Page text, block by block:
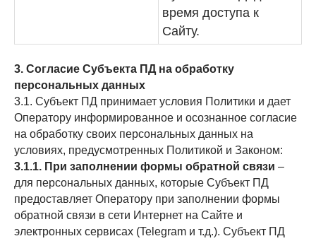
время доступа к
Сайту.
3. Согласие Субъекта ПД на обработку
персональных данных
3.1. Субъект ПД принимает условия Политики и дает
Оператору информированное и осознанное согласие
на обработку своих персональных данных на
условиях, предусмотренных Политикой и Законом:
3.1.1. При заполнении формы обратной связи –
для персональных данных, которые Субъект ПД
предоставляет Оператору при заполнении формы
обратной связи в сети Интернет на Сайте и
электронных сервисах (Telegram и т.д.). Субъект ПД